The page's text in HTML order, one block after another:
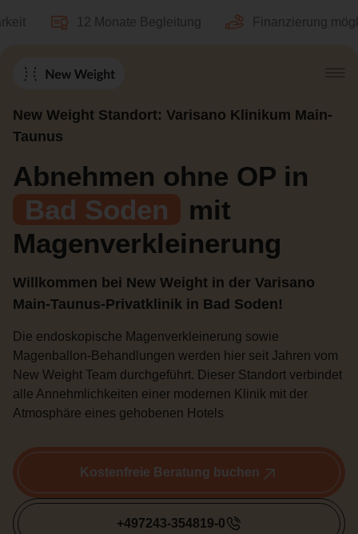
12 Monate Begleitung Finanzierung möglich
New Weight Standort: Varisano Klinikum Main-
Taunus
Abnehmen ohne OP in
Bad Soden
mit
Magenverkleinerung
Willkommen bei New Weight in der Varisano
Main-Taunus-Privatklinik in Bad Soden!
Die endoskopische Magenverkleinerung sowie
Magenballon-Behandlungen werden hier seit Jahren vom
New Weight Team durchgeführt. Dieser Standort verbindet
alle Annehmlichkeiten einer modernen Klinik mit der
Atmosphäre eines gehobenen Hotels
Kostenfreie Beratung buchen
+497243-354819-0